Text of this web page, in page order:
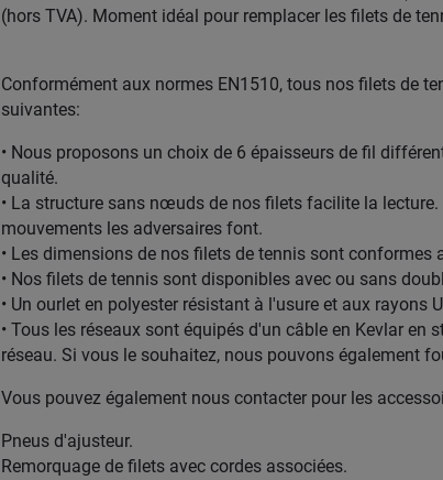
(hors TVA). Moment idéal pour remplacer les filets de
Conformément aux normes EN1510, tous nos filets de
suivantes:
• Nous proposons un choix de 6 épaisseurs de fil
qualité.
• La structure sans nœuds de nos filets facilite la
mouvements les adversaires font.
• Les dimensions de nos filets de tennis sont conformes
• Nos filets de tennis sont disponibles avec ou sans
• Un ourlet en polyester résistant à l'usure et aux rayons
• Tous les réseaux sont équipés d'un câble en Kevlar
réseau. Si vous le souhaitez, nous pouvons également
Vous pouvez également nous contacter pour les
Pneus d'ajusteur.
Remorquage de filets avec cordes associées.